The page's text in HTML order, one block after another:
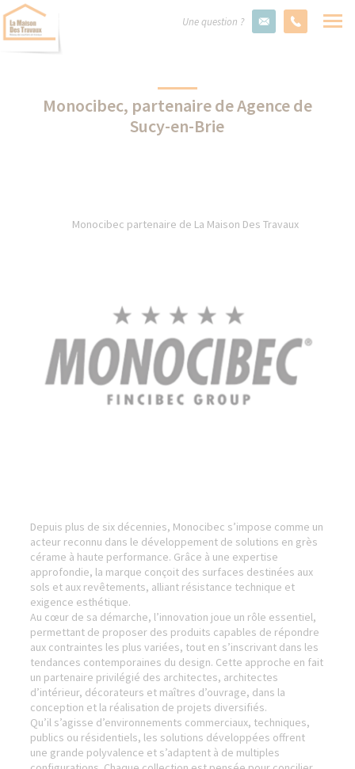
Une question ?
Monocibec, partenaire de Agence de
Sucy-en-Brie
Monocibec partenaire de La Maison Des Travaux
Depuis plus de six décennies, Monocibec s’impose comme un
acteur reconnu dans le développement de solutions en grès
cérame à haute performance. Grâce à une expertise
approfondie, la marque conçoit des surfaces destinées aux
sols et aux revêtements, alliant résistance technique et
exigence esthétique.
Au cœur de sa démarche, l’innovation joue un rôle essentiel,
permettant de proposer des produits capables de répondre
aux contraintes les plus variées, tout en s’inscrivant dans les
tendances contemporaines du design. Cette approche en fait
un partenaire privilégié des architectes, architectes
d’intérieur, décorateurs et maîtres d’ouvrage, dans la
conception et la réalisation de projets diversifiés.
Qu’il s’agisse d’environnements commerciaux, techniques,
publics ou résidentiels, les solutions développées offrent
une grande polyvalence et s’adaptent à de multiples